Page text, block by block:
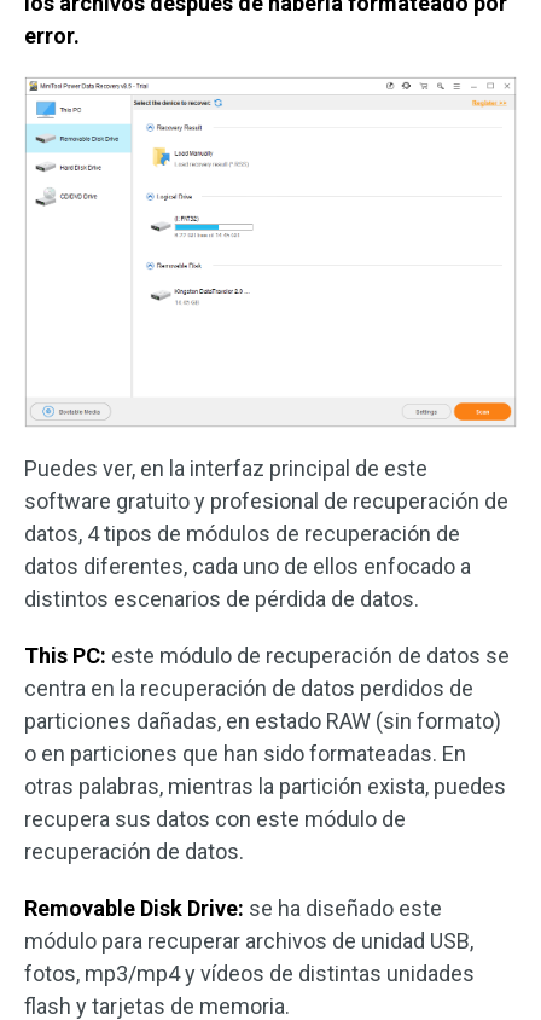
error.
Puedes ver, en la interfaz principal de este
software gratuito y profesional de recuperación de
datos, 4 tipos de módulos de recuperación de
datos diferentes, cada uno de ellos enfocado a
distintos escenarios de pérdida de datos.
This PC: este módulo de recuperación de datos se
centra en la recuperación de datos perdidos de
particiones dañadas, en estado RAW (sin formato)
o en particiones que han sido formateadas. En
otras palabras, mientras la partición exista, puedes
recupera sus datos con este módulo de
recuperación de datos.
Removable Disk Drive: se ha diseñado este
módulo para recuperar archivos de unidad USB,
fotos, mp3/mp4 y vídeos de distintas unidades
flash y tarjetas de memoria.